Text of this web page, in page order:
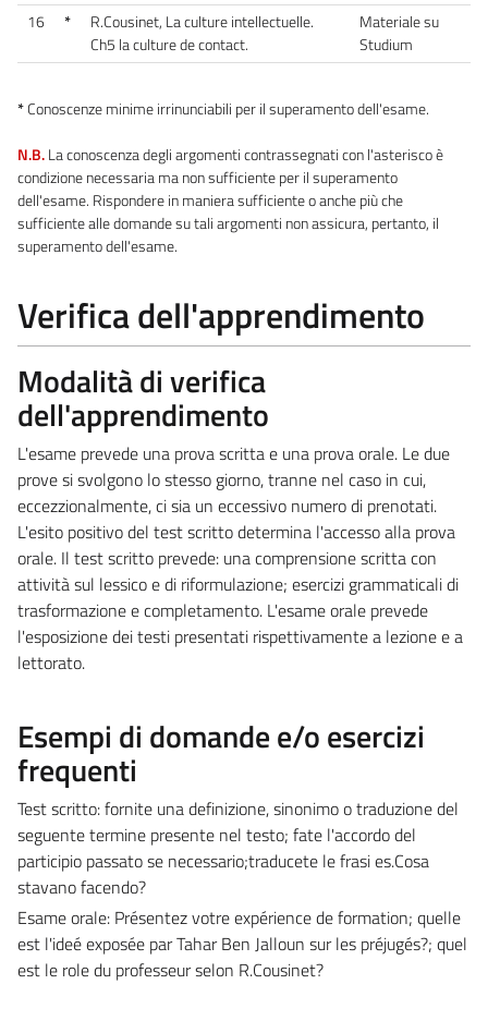
16 *
R.Cousinet, La culture intellectuelle.
Ch5 la culture de contact.
Materiale su
Studium
*Conoscenze minime irrinunciabili per il superamento dell'esame.
N.B.La conoscenza degli argomenti contrassegnati con l'asterisco è
condizione necessaria ma non sufficiente per il superamento
dell'esame. Rispondere in maniera sufficiente o anche più che
sufficiente alle domande su tali argomenti non assicura, pertanto, il
superamento dell'esame.
Verifica dell'apprendimento
Modalità di verifica
dell'apprendimento
L'esame prevede una prova scritta e una prova orale. Le due
prove si svolgono lo stesso giorno, tranne nel caso in cui,
eccezzionalmente, ci sia un eccessivo numero di prenotati.
L'esito positivo del test scritto determina l'accesso alla prova
orale. Il test scritto prevede: una comprensione scritta con
attività sul lessico e di riformulazione; esercizi grammaticali di
trasformazione e completamento. L'esame orale prevede
l'esposizione dei testi presentati rispettivamente a lezione e a
lettorato.
Esempi di domande e/o esercizi
frequenti
Test scritto: fornite una definizione, sinonimo o traduzione del
seguente termine presente nel testo; fate l'accordo del
participio passato se necessario;traducete le frasi es.Cosa
stavano facendo?
Esame orale: Présentez votre expérience de formation; quelle
est l'ideé exposée par Tahar Ben Jalloun sur les préjugés?; quel
est le role du professeur selon R.Cousinet?